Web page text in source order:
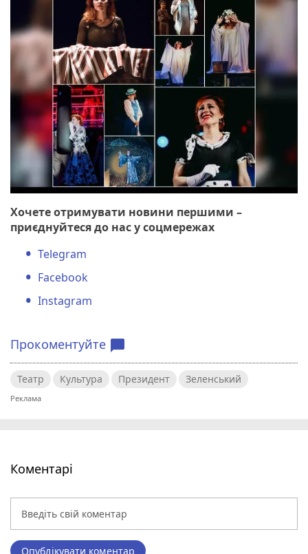
Хочете отримувати новини першими –
приєднуйтеся до нас у соцмережах
Telegram
Facebook
Instagram
Прокоментуйте chat_bubble
Театр Культура Президент Зеленський
Коментарі
Опублікувати коментар